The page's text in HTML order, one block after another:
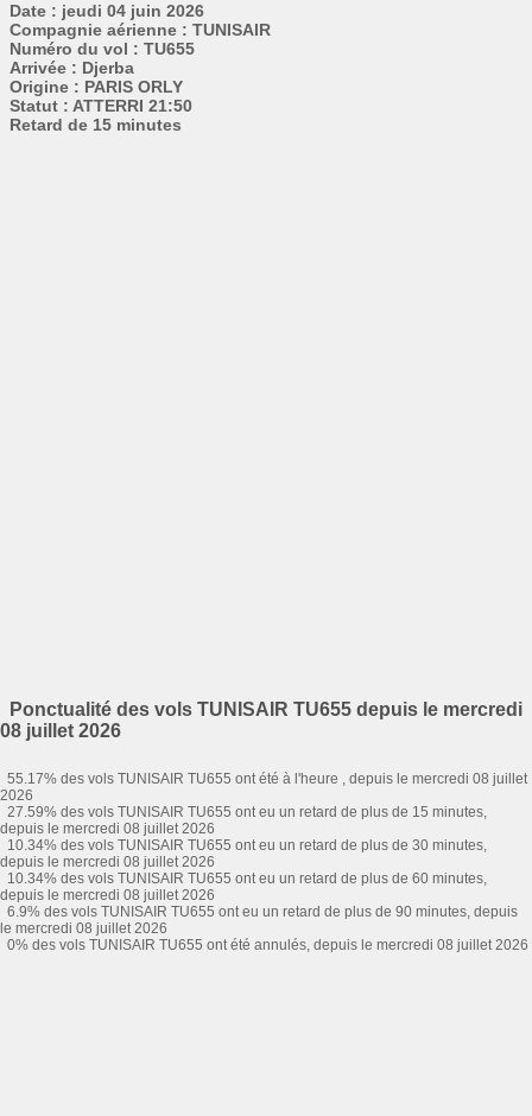
Date : jeudi 04 juin 2026
Compagnie aérienne : TUNISAIR
Numéro du vol : TU655
Arrivée : Djerba
Origine : PARIS ORLY
Statut : ATTERRI 21:50
Retard de 15 minutes
Ponctualité des vols TUNISAIR TU655 depuis le mercredi
08 juillet 2026
55.17% des vols TUNISAIR TU655 ont été à l'heure , depuis le mercredi 08 juillet
2026
27.59% des vols TUNISAIR TU655 ont eu un retard de plus de 15 minutes,
depuis le mercredi 08 juillet 2026
10.34% des vols TUNISAIR TU655 ont eu un retard de plus de 30 minutes,
depuis le mercredi 08 juillet 2026
10.34% des vols TUNISAIR TU655 ont eu un retard de plus de 60 minutes,
depuis le mercredi 08 juillet 2026
6.9% des vols TUNISAIR TU655 ont eu un retard de plus de 90 minutes, depuis
le mercredi 08 juillet 2026
0% des vols TUNISAIR TU655 ont été annulés, depuis le mercredi 08 juillet 2026